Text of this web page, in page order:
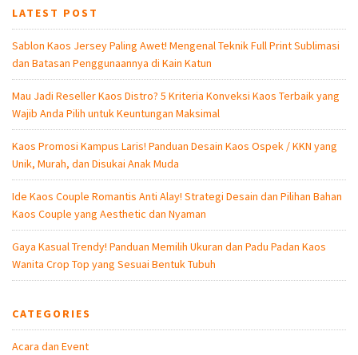
LATEST POST
Sablon Kaos Jersey Paling Awet! Mengenal Teknik Full Print Sublimasi
dan Batasan Penggunaannya di Kain Katun
Mau Jadi Reseller Kaos Distro? 5 Kriteria Konveksi Kaos Terbaik yang
Wajib Anda Pilih untuk Keuntungan Maksimal
Kaos Promosi Kampus Laris! Panduan Desain Kaos Ospek / KKN yang
Unik, Murah, dan Disukai Anak Muda
Ide Kaos Couple Romantis Anti Alay! Strategi Desain dan Pilihan Bahan
Kaos Couple yang Aesthetic dan Nyaman
Gaya Kasual Trendy! Panduan Memilih Ukuran dan Padu Padan Kaos
Wanita Crop Top yang Sesuai Bentuk Tubuh
CATEGORIES
Acara dan Event